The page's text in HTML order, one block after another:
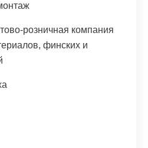
розничная компания
финских и